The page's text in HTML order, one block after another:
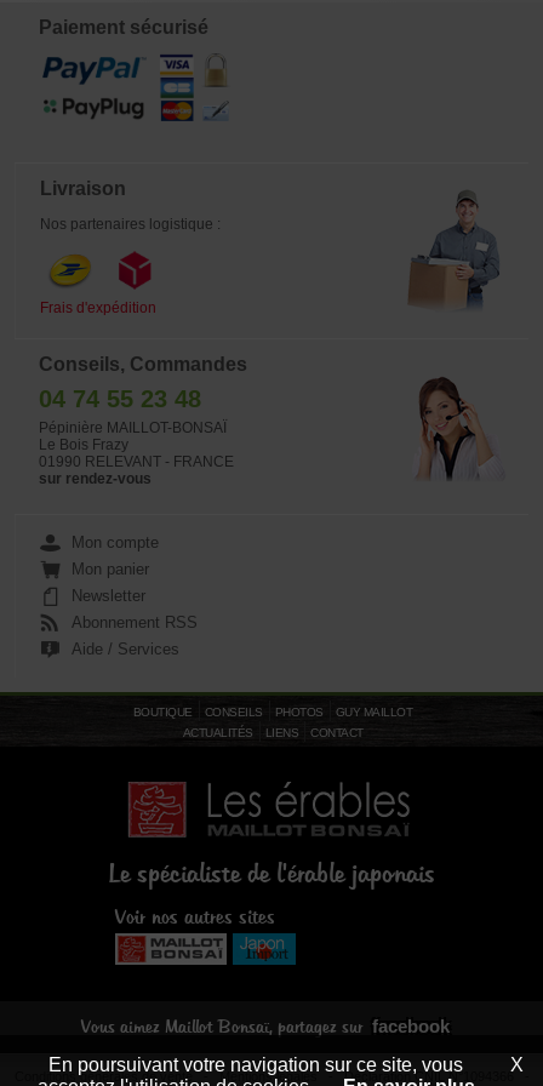
tuyau d'arrosage et au système
un robinet pour pouvoir régler le
débit. Vraiment pratique!
Paiement sécurisé
Livraison
Nos partenaires logistique :
Frais d'expédition
Conseils, Commandes
04 74 55 23 48
Pépinière MAILLOT-BONSAÏ
Le Bois Frazy
01990 RELEVANT - FRANCE
sur rendez-vous
Mon compte
Mon panier
Newsletter
Abonnement RSS
Aide / Services
BOUTIQUE CONSEILS PHOTOS
GUY MAILLOT
ACTUALITÉS
LIENS CONTACT
Le spécialiste de l'érable japonais
Voir nos autres sites
Vous aimez Maillot Bonsaï, partagez sur facebook
Conditions générales de vente -Mentions légales- Déclaration CNIL N°1094366 -
En poursuivant votre navigation sur ce site, vous
X